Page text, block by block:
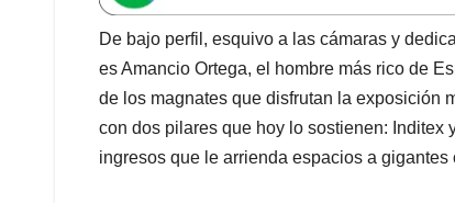
s
A
p
p
b
o
o
k
e
d
I
n
l
a
d
s
De bajo perfil, esquivo a las cámaras y
es Amancio Ortega, el hombre más rico de
de los magnates que disfrutan la exposición
con dos pilares que hoy lo sostienen: Inditex
ingresos que le arrienda espacios a gigantes